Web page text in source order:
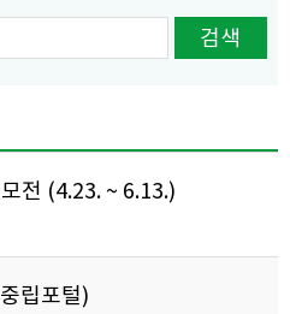
검색
전 (4.23. ~ 6.13.)
립포털)